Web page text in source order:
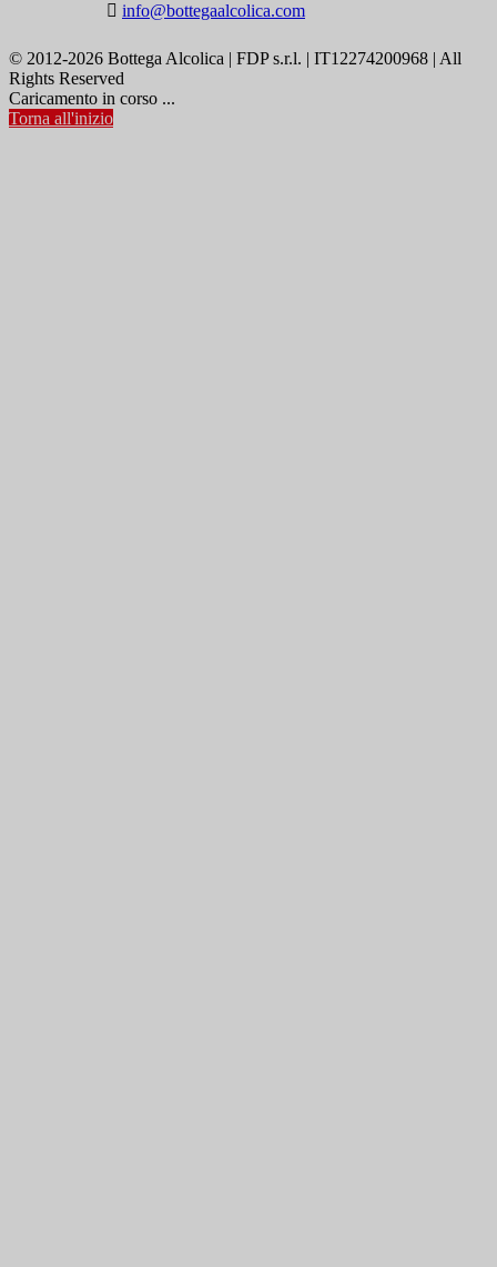
 info@bottegaalcolica.com
© 2012-2026 Bottega Alcolica | FDP s.r.l. | IT12274200968 | All
Rights Reserved
Caricamento in corso ...
Torna all'inizio